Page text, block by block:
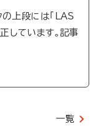
上段には「LAS
しています。記事
一覧